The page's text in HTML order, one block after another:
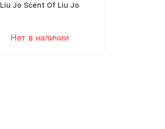
Liu Jo Scent Of Liu Jo
Нет в наличии